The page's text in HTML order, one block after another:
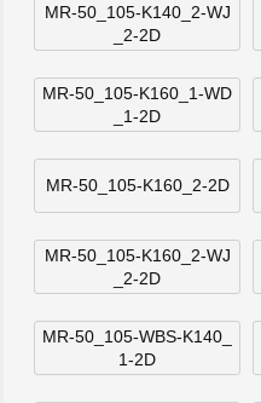
MR-50_105-K140_2-WJ
_2-2D
MR-50_105-K160_1-WD
_1-2D
MR-50_105-K160_2-2D
MR-50_105-K160_2-WJ
_2-2D
MR-50_105-WBS-K140_
1-2D